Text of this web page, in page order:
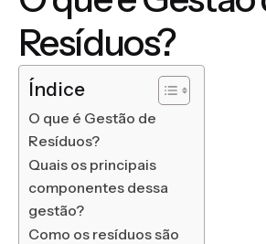
Resíduos?
Índice
O que é Gestão de
Resíduos?
Quais os principais
componentes dessa
gestão?
Como os resíduos são